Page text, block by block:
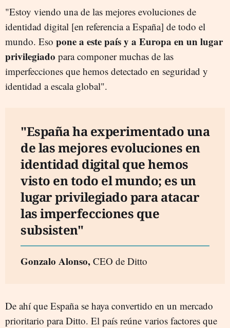
"Estoy viendo una de las mejores evoluciones de
identidad digital [en referencia a España] de todo el
mundo. Eso pone a este país y a Europa en un lugar
privilegiado para componer muchas de las
imperfecciones que hemos detectado en seguridad y
identidad a escala global".
"España ha experimentado una
de las mejores evoluciones en
identidad digital que hemos
visto en todo el mundo; es un
lugar privilegiado para atacar
las imperfecciones que
subsisten"
Gonzalo Alonso, CEO de Ditto
De ahí que España se haya convertido en un mercado
prioritario para Ditto. El país reúne varios factores que